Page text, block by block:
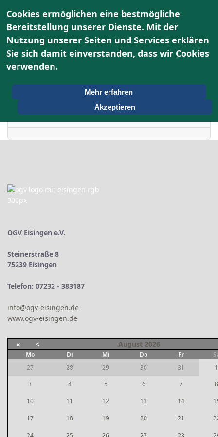
Terminkalender
Samstag, 20. Juni 2026
Es wurden keine Events gefunden
OGV Eisingen e.V.
Steinerstraße 8
75239 Eisingen
Telefon: 07232 - 383187
info@ogv-eisingen.de
www.ogv-eisingen.de
« < August 2026
Mo Di Mi Do Fr
27
28 29 30 31
1
3
4 5 6 7 8
10 11 12 13 14
17 18 19 20 21
24 25 26 27 28
Cookies ermöglichen eine bestmögliche
Bereitstellung unserer Dienste. Mit der
Nutzung unserer Seiten und Services erklären
Sie sich damit einverstanden, dass wir Cookies
verwenden.
Mehr erfahren
Akzeptieren